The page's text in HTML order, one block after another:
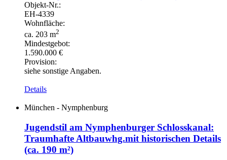
Objekt-Nr.:
EH-4339
Wohnfläche:
ca. 203 m2
Mindestgebot:
1.590.000 €
Provision:
siehe sonstige Angaben.
Details
München - Nymphenburg
Jugendstil am Nymphenburger Schlosskanal:
Traumhafte Altbauwhg.mit historischen Details
(ca. 190 m²)